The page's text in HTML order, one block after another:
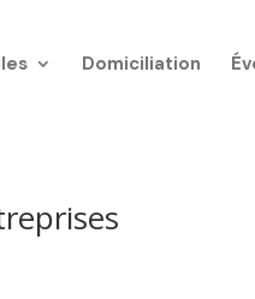
Domiciliation